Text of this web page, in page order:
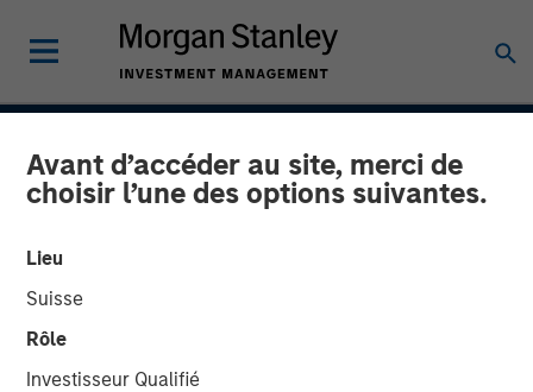
Avant d’accéder au site, merci de
choisir l’une des options suivantes.
Lieu
Suisse
Rôle
Investisseur Qualifié
Case Study: CRISPR
31 JANVIER 2017